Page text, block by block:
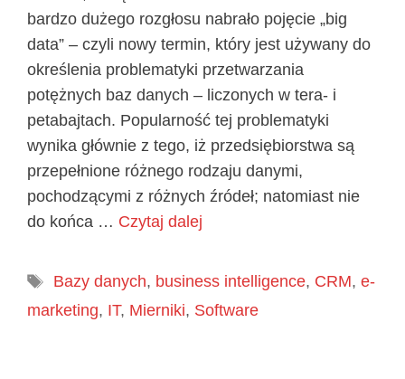
bardzo dużego rozgłosu nabrało pojęcie „big
data” – czyli nowy termin, który jest używany do
określenia problematyki przetwarzania
potężnych baz danych – liczonych w tera- i
petabajtach. Popularność tej problematyki
wynika głównie z tego, iż przedsiębiorstwa są
przepełnione różnego rodzaju danymi,
pochodzącymi z różnych źródeł; natomiast nie
do końca … Czytaj dalej
Tagi
Bazy danych, business intelligence, CRM, e-
marketing, IT, Mierniki, Software